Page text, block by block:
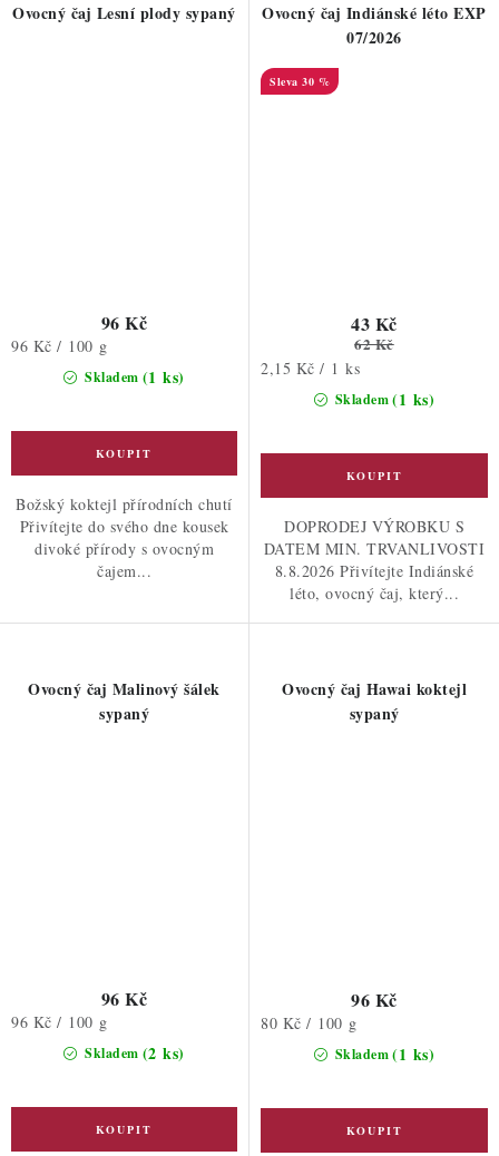
Ovocný čaj Lesní plody sypaný
Skladem (1 ks)
96 Kč
Měrná
96 Kč / 100 g
Božský koktejl přírodních chutí
Přivítejte do svého dne kousek
divoké přírody s ovocným
čajem...
Ovocný čaj Indiánské léto EXP
07/2026
30 %
Skladem(1 ks)
43 Kč
62 Kč
Měrná
2,15 Kč / 1 ks
DOPRODEJ VÝROBKU S
DATEM MIN. TRVANLIVOSTI
8.8.2026 Přivítejte Indiánské
léto, ovocný čaj, který...
Ovocný čaj Malinový šálek
sypaný
Skladem (2 ks)
96 Kč
Měrná
96 Kč / 100 g
Ovocný čaj Hawai koktejl
sypaný
Skladem(1 ks)
96 Kč
Měrná
80 Kč / 100 g